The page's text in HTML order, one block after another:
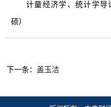
计量经济学、统计学导
硕）
下一条： 盖玉洁